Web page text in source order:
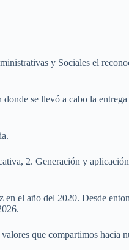
y Sociales el
se llevó a cabo la
2. Generación y
el año del 2020. Desde
que compartimos hacia